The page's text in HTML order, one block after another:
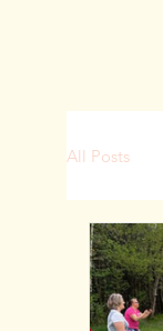
All Posts